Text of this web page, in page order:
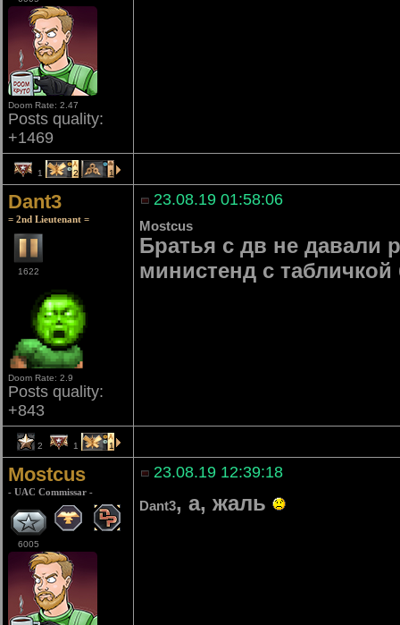
Doom Rate: 2.47
Posts quality:
+1469
1 2 1
Dant3
= 2nd Lieutenant =
1622
Doom Rate: 2.9
Posts quality:
+843
23.08.19 01:58:06
Mostcus
Братья с дв не давали
министенд с
2 1 1
Mostcus
- UAC Commissar -
6005
23.08.19 12:39:18
Dant3, а, жаль